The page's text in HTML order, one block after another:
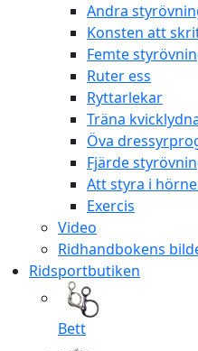
Andra
Konsten att
Femte
Ruter ess
Ryttarlekar
Träna
Öva
Fjärde
Att styra i
Exercis
Video
Ridhandbokens
Ridsportbutiken
Bett